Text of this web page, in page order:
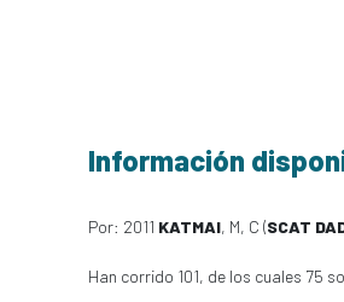
Información
Por: 2011 KATMAI, M, C (SCAT
Han corrido 101, de los cuales 75